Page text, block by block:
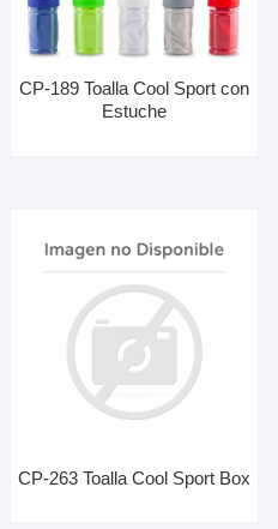
CP-189 Toalla Cool Sport con
Estuche
CP-263 Toalla Cool Sport Box